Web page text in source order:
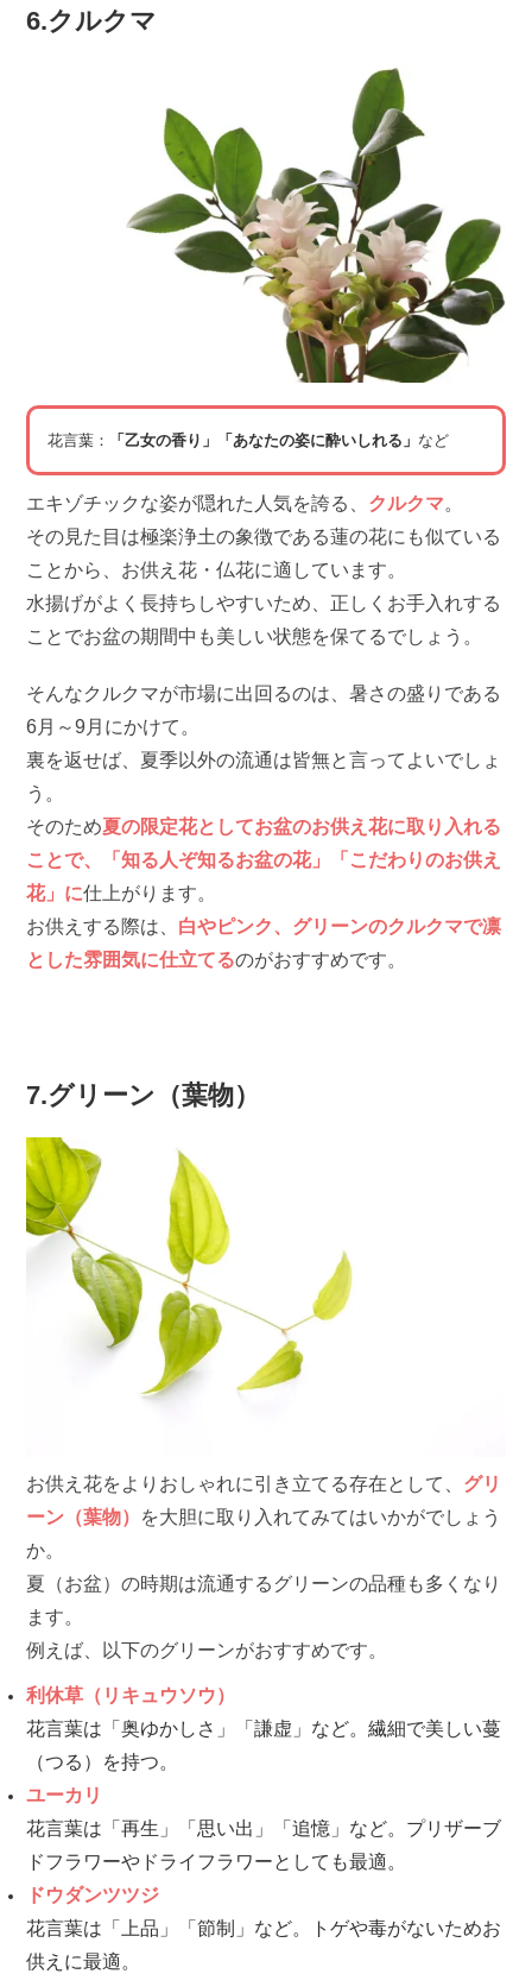
6.クルクマ
花言葉： 「乙女の香り」「あなたの姿に酔いしれる」 など
エキゾチックな姿が隠れた人気を誇る、 クルクマ。
その見た目は極楽浄土の象徴である蓮の花にも似ている
ことから、お供え花・仏花に適しています。
水揚げがよく長持ちしやすいため、正しくお手入れする
ことでお盆の期間中も美しい状態を保てるでしょう。
そんなクルクマが市場に出回るのは、暑さの盛りである
6月～9月にかけて。
裏を返せば、夏季以外の流通は皆無と言ってよいでしょ
う。
そのため夏の限定花としてお盆のお供え花に取り入れる
ことで、「知る人ぞ知るお盆の花」「こだわりのお供え
花」に仕上がります。
お供えする際は、 白やピンク、グリーンのクルクマで凛
とした雰囲気に仕立てるのがおすすめです。
7.グリーン（葉物）
お供え花をよりおしゃれに引き立てる存在として、 グリ
ーン（葉物） を大胆に取り入れてみてはいかがでしょう
か。
夏（お盆）の時期は流通するグリーンの品種も多くなり
ます。
例えば、以下のグリーンがおすすめです。
利休草（リキュウソウ）
花言葉は「奥ゆかしさ」「謙虚」など。繊細で美しい蔓
（つる）を持つ。
ユーカリ
花言葉は「再生」「思い出」「追憶」など。プリザーブ
ドフラワーやドライフラワーとしても最適。
ドウダンツツジ
花言葉は「上品」「節制」など。トゲや毒がないためお
供えに最適。